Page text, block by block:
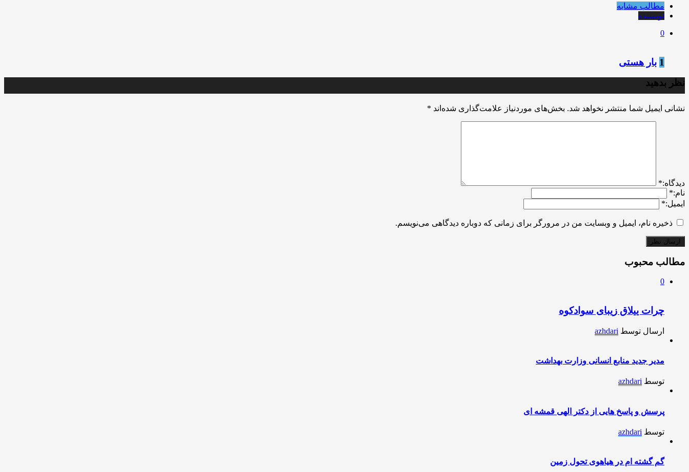
مطالب مشابه
نویسنده
0
1 بار هستی
نظر بدهید
نشانی ایمیل شما منتشر نخواهد شد. بخش‌های موردنیاز علامت‌گذاری شده‌اند *
ديدگاه:*
نام:*
ایمیل:*
ذخیره نام، ایمیل و وبسایت من در مرورگر برای زمانی که دوباره دیدگاهی می‌نویسم.
مطالب محبوب
0
چرات ییلاق زیبای سوادکوه
ارسال توسط azhdari
مدیر جدید منابع انسانی وزارت بهداشت
توسط azhdari
پرسش و پاسخ هایی از دکتر الهی قمشه ای
توسط azhdari
گم گشته ام در هیاهوی تحول زمین